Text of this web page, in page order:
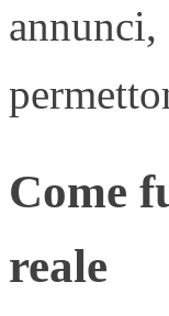
annunci,
Come
reale